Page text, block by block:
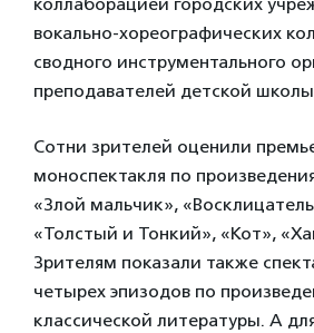
вокально-хореографических
сводного инструментального
преподавателей детской школы
Сотни зрителей оценили
моноспектакля по
«Злой мальчик»,
«Толстый и Тонкий», «Кот»,
Зрителям показали также
четырех эпизодов по
классической литературы. А